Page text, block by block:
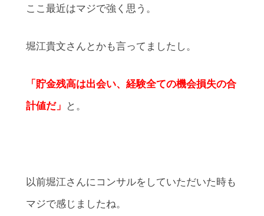
ここ最近はマジで強く思う。
堀江貴文さんとかも言ってましたし。
「貯金残高は出会い、経験全ての機会損失の合
計値だ」 と。
以前堀江さんにコンサルをしていただいた時も
マジで感じましたね。